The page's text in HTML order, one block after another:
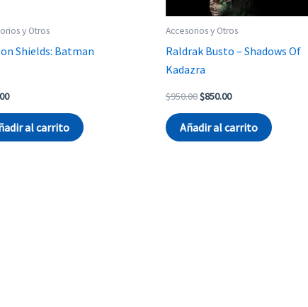
y Otros
Shields: Batman
al carrito
Accesorios y Otros
Raldrak Busto – Shadows Of
Kadazra
$950.00Original
was:
$950.00.
$850.00Current
$850.00.
Añadir al carrito